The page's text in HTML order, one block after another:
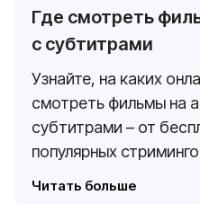
Где смотреть
с субтитрами
Узнайте, на каких
смотреть фильмы на
субтитрами – от
популярных
Читать больше